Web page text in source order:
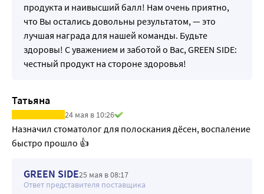
продукта и наивысший балл! Нам очень приятно,
что Вы остались довольны результатом, — это
лучшая награда для нашей команды. Будьте
здоровы! С уважением и заботой о Вас, GREEN SIDE:
честный продукт на стороне здоровья!
Татьяна
24 мая в 10:26
Назначил стоматолог для полоскания дёсен, воспаление
быстро прошло 👍
GREEN SIDE25 мая в 08:17
Ответ представителя поставщика